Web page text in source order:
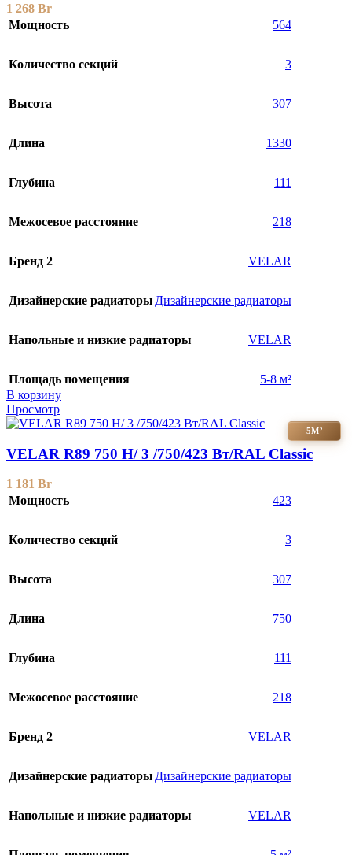
1 268 Br
Мощность
564
Количество секций 3
Высота 307
Длина 1330
Глубина 111
Межосевое расстояние 218
Бренд 2 VELAR
Дизайнерские радиаторы Дизайнерские радиаторы
Напольные и низкие радиаторы VELAR
Площадь помещения
5-8 м²
В корзину
Просмотр
5М²
VELAR R89 750 H/ 3 /750/423 Вт/RAL Classic
1 181 Br
Мощность
423
Количество секций 3
Высота 307
Длина 750
Глубина 111
Межосевое расстояние 218
Бренд 2 VELAR
Дизайнерские радиаторы Дизайнерские радиаторы
Напольные и низкие радиаторы VELAR